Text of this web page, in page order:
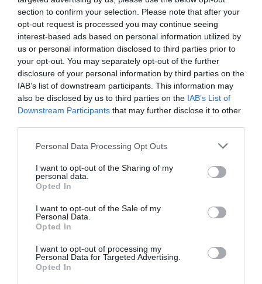
section to confirm your selection. Please note that after your
opt-out request is processed you may continue seeing
interest-based ads based on personal information utilized by
us or personal information disclosed to third parties prior to
your opt-out. You may separately opt-out of the further
disclosure of your personal information by third parties on the
IAB’s list of downstream participants. This information may
also be disclosed by us to third parties on the IAB’s List of
Downstream Participants that may further disclose it to other
Personal Data Processing Opt Outs
I want to opt-out of the Sharing of my
personal data.
Opted In
I want to opt-out of the Sale of my
Personal Data.
Opted In
I want to opt-out of processing my
Personal Data for Targeted Advertising.
Opted In
DERNIERS COMMENTAIRES
Autre ligne espérée :a commenté l'article :
Bruxelles–Porto : Transavia ouvre une nouvelle liaison
loisirs à partir de décembre 2026
Bruxelles–Porto : Transavia ouvre une nouvelle liaison
airbus boeing commandes
LIRE AUSSI